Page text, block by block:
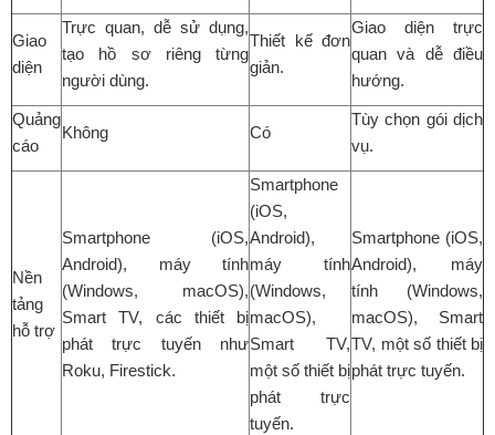
Giao
diện
Trực quan, dễ sử dụng,
tạo hồ sơ riêng từng
người dùng.
Thiết kế đơn
giản.
Giao diện trực
quan và dễ điều
hướng.
Quảng
cáo
Không Có
Tùy chọn gói dịch
vụ.
Nền
tảng
hỗ trợ
Smartphone (iOS,
Android), máy tính
(Windows, macOS),
Smart TV, các thiết bị
phát trực tuyến như
Roku, Firestick.
Smartphone
(iOS,
Android),
máy tính
(Windows,
macOS),
Smart TV,
một số thiết bị
phát trực
tuyến.
Smartphone (iOS,
Android), máy
tính (Windows,
macOS), Smart
TV, một số thiết bị
phát trực tuyến.